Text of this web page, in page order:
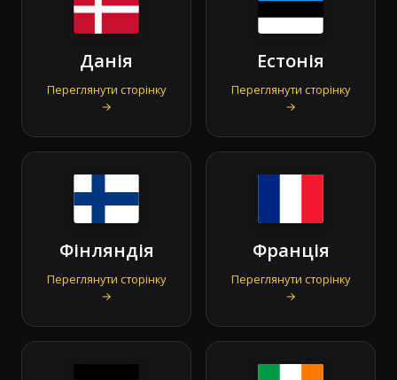
Данія
Переглянути сторінку
→
Естонія
Переглянути сторінку
→
Фінляндія
Переглянути сторінку
→
Франція
Переглянути сторінку
→